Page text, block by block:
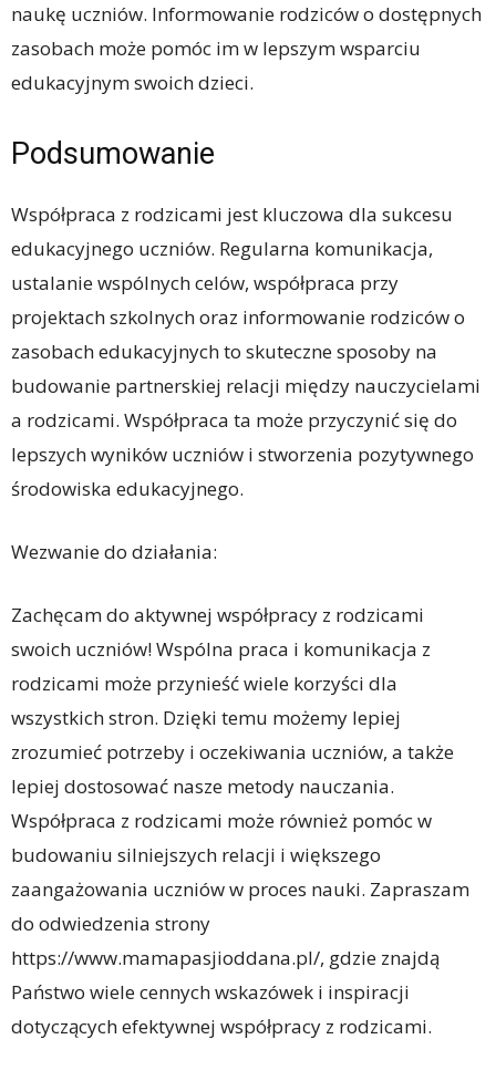
naukę uczniów. Informowanie rodziców o dostępnych
zasobach może pomóc im w lepszym wsparciu
edukacyjnym swoich dzieci.
Podsumowanie
Współpraca z rodzicami jest kluczowa dla sukcesu
edukacyjnego uczniów. Regularna komunikacja,
ustalanie wspólnych celów, współpraca przy
projektach szkolnych oraz informowanie rodziców o
zasobach edukacyjnych to skuteczne sposoby na
budowanie partnerskiej relacji między nauczycielami
a rodzicami. Współpraca ta może przyczynić się do
lepszych wyników uczniów i stworzenia pozytywnego
środowiska edukacyjnego.
Wezwanie do działania:
Zachęcam do aktywnej współpracy z rodzicami
swoich uczniów! Wspólna praca i komunikacja z
rodzicami może przynieść wiele korzyści dla
wszystkich stron. Dzięki temu możemy lepiej
zrozumieć potrzeby i oczekiwania uczniów, a także
lepiej dostosować nasze metody nauczania.
Współpraca z rodzicami może również pomóc w
budowaniu silniejszych relacji i większego
zaangażowania uczniów w proces nauki. Zapraszam
do odwiedzenia strony
https://www.mamapasjioddana.pl/, gdzie znajdą
Państwo wiele cennych wskazówek i inspiracji
dotyczących efektywnej współpracy z rodzicami.